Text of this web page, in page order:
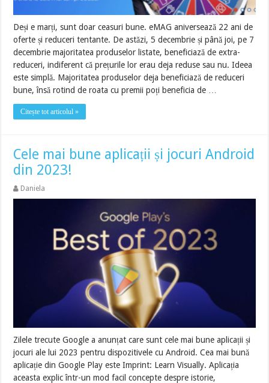
Deși e marți, sunt doar ceasuri bune. eMAG aniversează 22 ani de
oferte și reduceri tentante. De astăzi, 5 decembrie și până joi, pe 7
decembrie majoritatea produselor listate, beneficiază de extra-
reduceri, indiferent că prețurile lor erau deja reduse sau nu. Ideea
este simplă. Majoritatea produselor deja beneficiază de reduceri
bune, însă rotind de roata cu premii poți beneficia de …
Citește tot articolul »
Cele mai bune aplicații și jocuri Android
din 2023!
Daniela
Zilele trecute Google a anunțat care sunt cele mai bune aplicații și
jocuri ale lui 2023 pentru dispozitivele cu Android. Cea mai bună
aplicație din Google Play este Imprint: Learn Visually. Aplicația
aceasta explic într-un mod facil concepte despre istorie,